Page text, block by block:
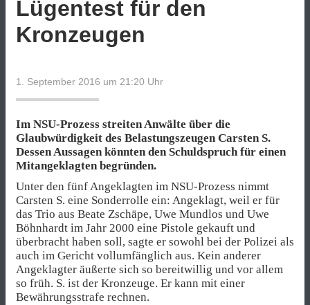
Lügentest für den
Kronzeugen
1. September 2016 um 21:20 Uhr
Im NSU-Prozess streiten Anwälte über die
Glaubwürdigkeit des Belastungszeugen Carsten S.
Dessen Aussagen könnten den Schuldspruch für einen
Mitangeklagten begründen.
Unter den fünf Angeklagten im NSU-Prozess nimmt
Carsten S. eine Sonderrolle ein: Angeklagt, weil er für
das Trio aus Beate Zschäpe, Uwe Mundlos und Uwe
Böhnhardt im Jahr 2000 eine Pistole gekauft und
überbracht haben soll, sagte er sowohl bei der Polizei als
auch im Gericht vollumfänglich aus. Kein anderer
Angeklagter äußerte sich so bereitwillig und vor allem
so früh. S. ist der Kronzeuge. Er kann mit einer
Bewährungsstrafe rechnen.